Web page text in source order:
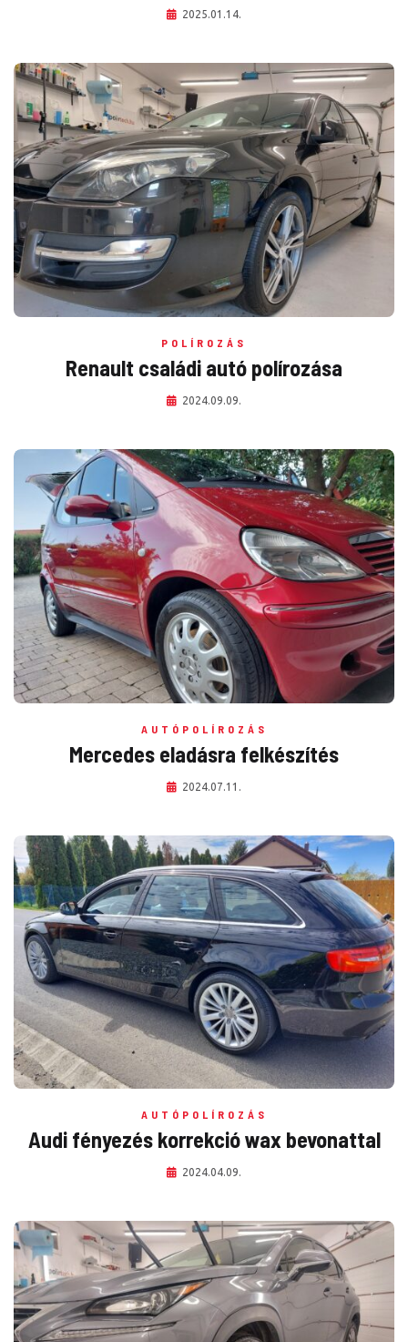
2025.01.14.
POLÍROZÁS
Renault családi autó polírozása
2024.09.09.
AUTÓPOLÍROZÁS
Mercedes eladásra felkészítés
2024.07.11.
AUTÓPOLÍROZÁS
Audi fényezés korrekció wax bevonattal
2024.04.09.